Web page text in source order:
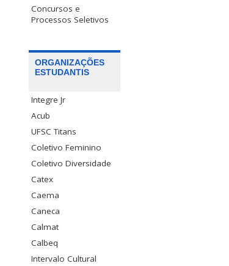
Concursos e
Processos Seletivos
ORGANIZAÇÕES
ESTUDANTIS
Integre Jr
Acub
UFSC Titans
Coletivo Feminino
Coletivo Diversidade
Catex
Caema
Caneca
Calmat
Calbeq
Intervalo Cultural